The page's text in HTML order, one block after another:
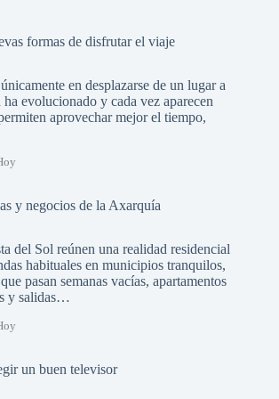
formas de disfrutar el viaje
en desplazarse de un lugar a
evolucionado y cada vez aparecen
aprovechar mejor el tiempo,
y negocios de la Axarquía
del Sol reúnen una realidad residencial
habituales en municipios tranquilos,
pasan semanas vacías, apartamentos
y salidas…
un buen televisor